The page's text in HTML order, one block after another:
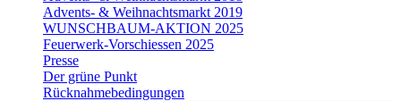
Advents- & Weihnachtsmarkt 2019
WUNSCHBAUM-AKTION 2025
Feuerwerk-Vorschiessen 2025
Presse
Der grüne Punkt
Rücknahmebedingungen